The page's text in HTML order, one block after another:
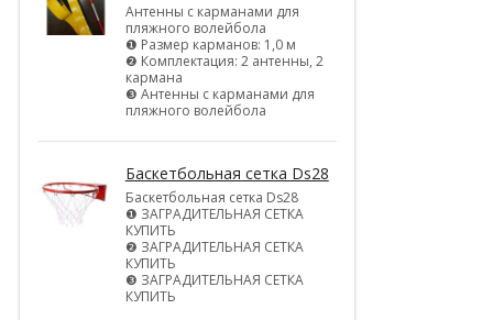
Антенны с карманами для
пляжного волейбола
❶ Размер карманов: 1,0 м
❷ Комплектация: 2 антенны, 2
кармана
❸ Антенны с карманами для
пляжного волейбола
Баскетбольная сетка Ds28
Баскетбольная сетка Ds28
❶ ЗАГРАДИТЕЛЬНАЯ СЕТКА
КУПИТЬ
❷ ЗАГРАДИТЕЛЬНАЯ СЕТКА
КУПИТЬ
❸ ЗАГРАДИТЕЛЬНАЯ СЕТКА
КУПИТЬ